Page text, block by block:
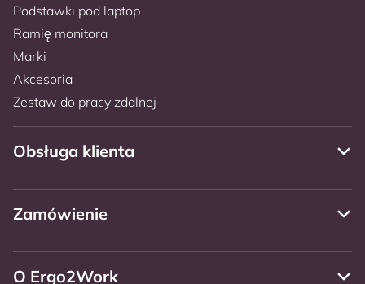
Podstawki pod laptop
Ramię monitora
Marki
Akcesoria
Zestaw do pracy zdalnej
Obsługa klienta
Zamówienie
O Ergo2Work